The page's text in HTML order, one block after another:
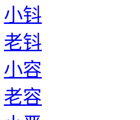
小钭
老钭
小容
老容